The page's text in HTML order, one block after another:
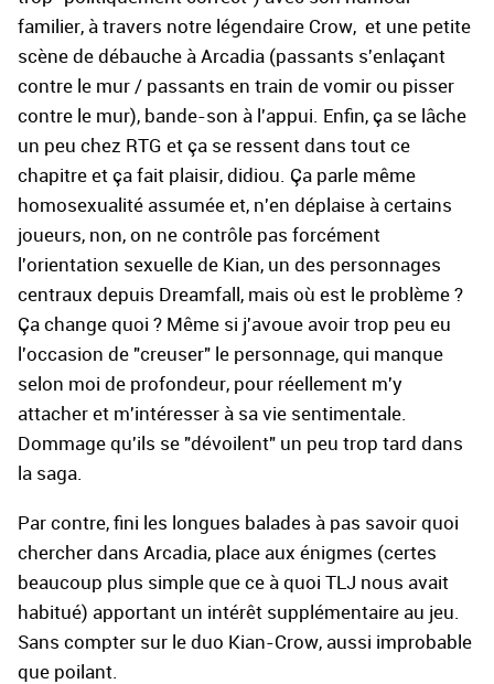
familier, à travers notre légendaire Crow, et une petite
scène de débauche à Arcadia (passants s'enlaçant
contre le mur / passants en train de vomir ou pisser
contre le mur), bande-son à l'appui. Enfin, ça se lâche
un peu chez RTG et ça se ressent dans tout ce
chapitre et ça fait plaisir, didiou. Ça parle même
homosexualité assumée et, n'en déplaise à certains
joueurs, non, on ne contrôle pas forcément
l'orientation sexuelle de Kian, un des personnages
centraux depuis Dreamfall, mais où est le problème ?
Ça change quoi ? Même si j'avoue avoir trop peu eu
l'occasion de "creuser" le personnage, qui manque
selon moi de profondeur, pour réellement m'y
attacher et m'intéresser à sa vie sentimentale.
Dommage qu'ils se "dévoilent" un peu trop tard dans
la saga.
Par contre, fini les longues balades à pas savoir quoi
chercher dans Arcadia, place aux énigmes (certes
beaucoup plus simple que ce à quoi TLJ nous avait
habitué) apportant un intérêt supplémentaire au jeu.
Sans compter sur le duo Kian-Crow, aussi improbable
que poilant.